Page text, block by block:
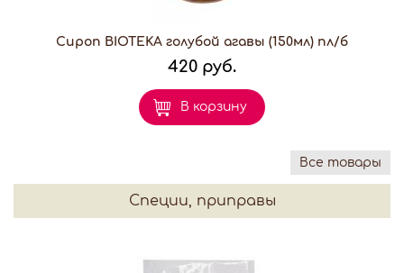
Сироп BIOTEKA голубой агавы (150мл) пл/б
420 руб.
В корзину
Все товары
Специи, приправы